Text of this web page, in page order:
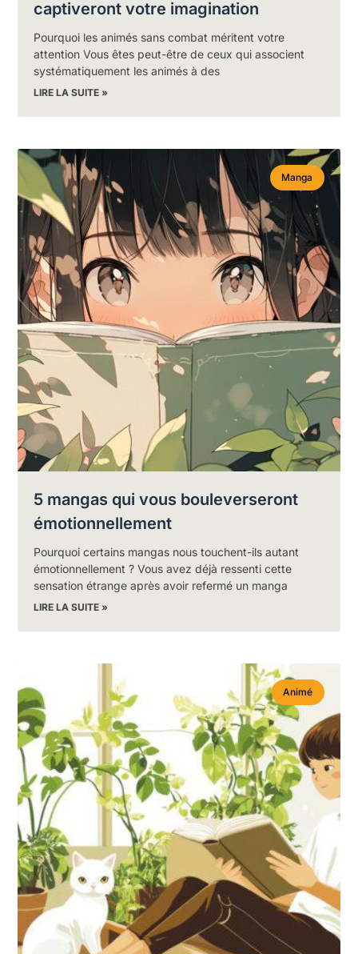
captiveront votre imagination
Pourquoi les animés sans combat méritent votre
attention Vous êtes peut-être de ceux qui associent
systématiquement les animés à des
LIRE LA SUITE »
Manga
5 mangas qui vous bouleverseront
émotionnellement
Pourquoi certains mangas nous touchent-ils autant
émotionnellement ? Vous avez déjà ressenti cette
sensation étrange après avoir refermé un manga
LIRE LA SUITE »
Animé